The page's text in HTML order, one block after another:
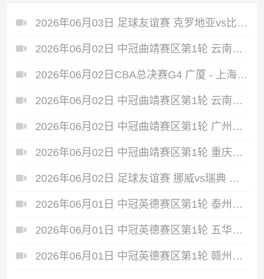
2026年06月03日 足球友谊赛 克罗地亚vs比利时 全场录像
2026年06月02日 中冠曲靖赛区第1轮 云南爨合 VS 四川叁壹捌重龙 全场录像
2026年06月02日CBA总决赛G4 广厦 - 上海 全场录像
2026年06月02日 中冠曲靖赛区第1轮 云南青丘 VS 自贡弘祥电碳 全场录像
2026年06月02日 中冠曲靖赛区第1轮 广州悦高 VS 重庆润麒 全场录像
2026年06月02日 中冠曲靖赛区第1轮 重庆瀚达 VS 贵州飞鹰 全场录像
2026年06月02日 足球友谊赛 挪威vs瑞典 全场录像
2026年06月01日 中冠英德赛区第1轮 泰州早茶黑马 VS 中国澳门U23 全场录像
2026年06月01日 中冠英德赛区第1轮 五华华京 VS 广州联增城澳体 全场录像
2026年06月01日 中冠英德赛区第1轮 赣州红星 VS 盐城东台安贝斯 全场录像